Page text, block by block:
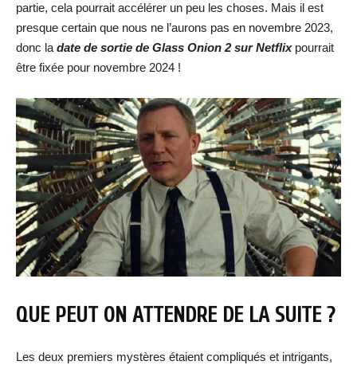
partie, cela pourrait accélérer un peu les choses. Mais il est
presque certain que nous ne l’aurons pas en novembre 2023,
donc la date de sortie de Glass Onion 2 sur Netflixpourrait
être fixée pour novembre 2024 !
QUE PEUT ON ATTENDRE DE LA SUITE ?
Les deux premiers mystères étaient compliqués et intrigants,